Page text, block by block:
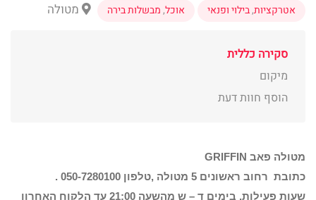
אטרקציות,בילוי ופנאי אוכל,מבשלות בירה מטולה
סקירה כללית
מיקום
הוסף חוות דעת
מטולה פאב GRIFFIN
כתובת רחוב ראשונים 5 מטולה ,טלפון 050-7280100 .
שעות פעילות, בימים ד – ש מהשעה 21:00 עד הלקוח האחרון